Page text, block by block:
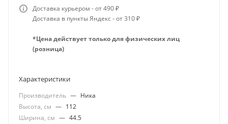
Доставка курьером - от 490 ₽
Доставка в пункты Яндекс - от 310 ₽
*Цена действует только для физических лиц
(розница)
Характеристики
Производитель — Ника
Высота, см — 112
Ширина, см — 44.5